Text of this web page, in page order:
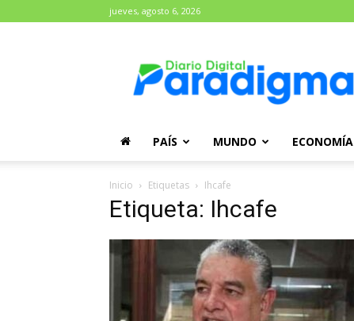
jueves, agosto 6, 2026
Paradigma
PAÍS MUNDO ECONOMÍA
Inicio Etiquetas Ihcafe
Etiqueta: Ihcafe